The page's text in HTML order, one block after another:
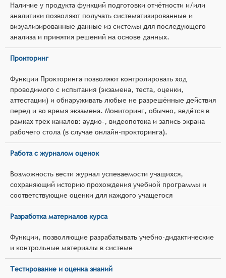
Наличие у продукта функций подготовки отчётности и/или
аналитики позволяют получать систематизированные и
визуализированные данные из системы для последующего
анализа и принятия решений на основе данных.
Прокторинг
Функции Прокторинга позволяют контролировать ход
проводимого с испытания (экзамена, теста, оценки,
аттестации) и обнаруживать любые не разрешённые действия
перед и во время экзамена. Мониторинг, обычно, ведётся в
рамках трёх каналов: аудио-, видеопотока и запись экрана
рабочего стола (в случае онлайн-прокторинга).
Работа с журналом оценок
Возможность вести журнал успеваемости учащихся,
сохраняющий историю прохождения учебной программы и
соответствующие оценки для каждого учащегося
Разработка материалов курса
Функции, позволяющие разрабатывать учебно-дидактические
и контрольные материалы в системе
Тестирование и оценка знаний